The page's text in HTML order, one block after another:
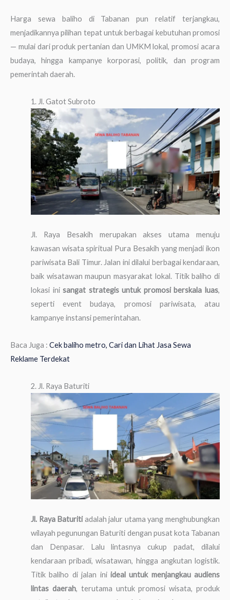
Harga sewa baliho di Tabanan pun relatif terjangkau,
menjadikannya pilihan tepat untuk berbagai kebutuhan promosi
— mulai dari produk pertanian dan UMKM lokal, promosi acara
budaya, hingga kampanye korporasi, politik, dan program
pemerintah daerah.
1. Jl. Gatot Subroto
Jl. Raya Besakih merupakan akses utama menuju
kawasan wisata spiritual Pura Besakih yang menjadi ikon
pariwisata Bali Timur. Jalan ini dilalui berbagai kendaraan,
baik wisatawan maupun masyarakat lokal. Titik baliho di
lokasi inisangat strategis untuk promosi berskala luas,
seperti event budaya, promosi pariwisata, atau
kampanye instansi pemerintahan.
Baca Juga : Cek baliho metro, Cari dan Lihat Jasa Sewa
Reklame Terdekat
2. Jl. Raya Baturiti
Jl. Raya Baturitiadalah jalur utama yang menghubungkan
wilayah pegunungan Baturiti dengan pusat kota Tabanan
dan Denpasar. Lalu lintasnya cukup padat, dilalui
kendaraan pribadi, wisatawan, hingga angkutan logistik.
Titik baliho di jalan ini ideal untuk menjangkau audiens
lintas daerah, terutama untuk promosi wisata, produk